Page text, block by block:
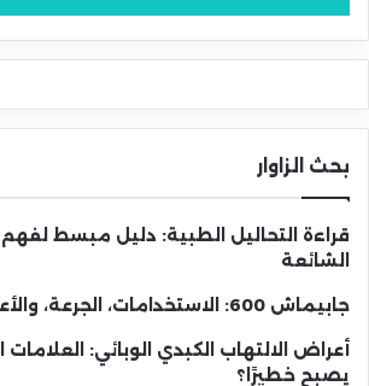
بحث الزاوار
قراءة التحاليل الطبية: دليل مبسط
الشائعة
جابيماش 600: الاستخدامات، الجرعة، والأعراض الجانبية
أعراض الالتهاب الكبدي الوبائي:
يصبح خطيرًا؟